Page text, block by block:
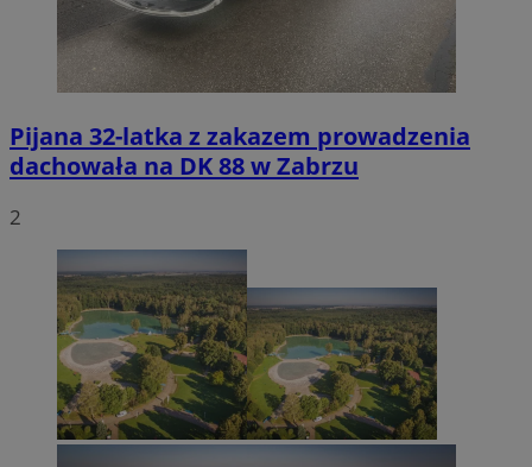
Pijana 32-latka z zakazem prowadzenia
dachowała na DK 88 w Zabrzu
2